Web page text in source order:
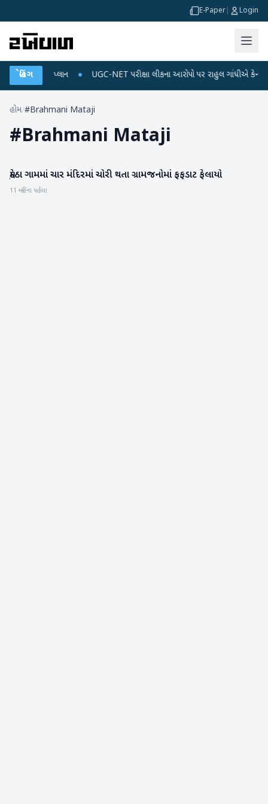
E-Paper Login
બ્રેકિંગ
અને ડેટા પ્લાન ● UGC-NET પરીક્ષા લીકના આરોપો પર રાહુલ ગાંધીએ કેન્દ્ર પર
હોમ/#Brahmani Mataji
#Brahmani Mataji
બનાસકાંઠા
મુડેઠા ગામમાં ચાર મંદિરમાં ચોરી થતા ગ્રામજનોમાં ફફડાટ ફેલાયો
11 મહિના પહેલા